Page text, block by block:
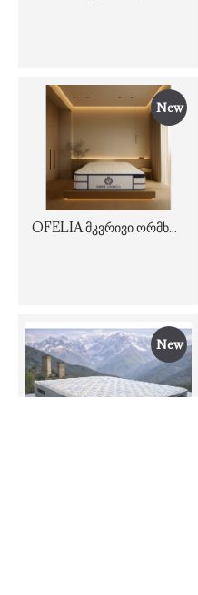
New
OFELIA მკვრივი ორმხრივი ორთოპედიული მატრასი
New